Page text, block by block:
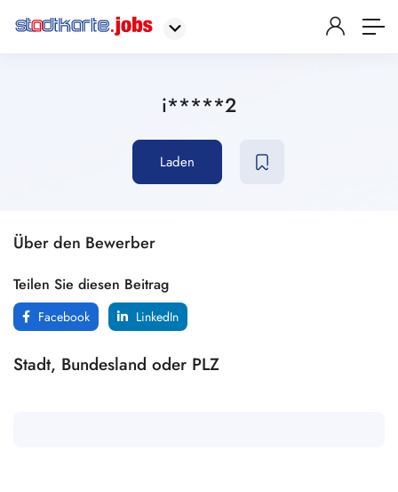
i*****2
Laden
Über den Bewerber
Teilen Sie diesen Beitrag
Facebook LinkedIn
Stadt, Bundesland oder PLZ